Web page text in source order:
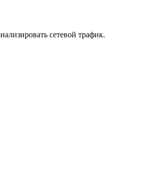
сетевой трафик.